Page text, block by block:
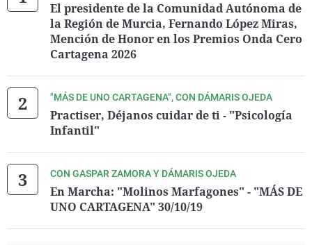
El presidente de la Comunidad Autónoma de
la Región de Murcia, Fernando López Miras,
Mención de Honor en los Premios Onda Cero
Cartagena 2026
"MÁS DE UNO CARTAGENA", CON DÁMARIS OJEDA
Practiser, Déjanos cuidar de ti - "Psicología
Infantil"
CON GASPAR ZAMORA Y DÁMARIS OJEDA
En Marcha: "Molinos Marfagones" - "MÁS DE
UNO CARTAGENA" 30/10/19